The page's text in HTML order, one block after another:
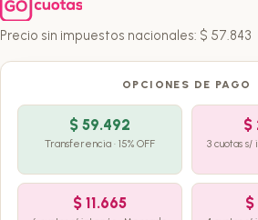
Precio sin impuestos nacionales: $ 57.843
OPCIONES DE PAGO
$59.492
Transferencia · 15% OFF
$
3 cuotas
$11.665 $